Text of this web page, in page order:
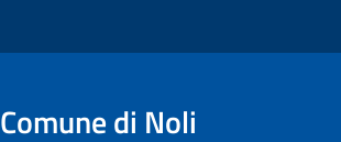
Comune di Noli